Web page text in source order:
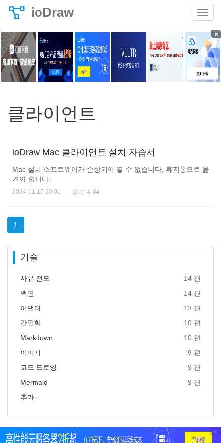
ioDraw
×
클라이언트
ioDraw Mac 클라이언트 설치 자습서
Mac 설치 소프트웨어가 손상되어 열 수 없습니다. 휴지통으로 옮
겨야 합니다.
2024-11-17 20:01 읽기 수 84
1
기술
사유 전도
14 편
백판
14 편
어댑터
13 편
간필화
10 편
Markdown
10 편
이미지
9 편
코드 드로잉
9 편
Mermaid
9 편
추가...
×